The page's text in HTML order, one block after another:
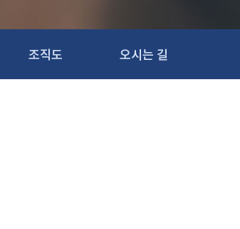
조직도 오시는 길